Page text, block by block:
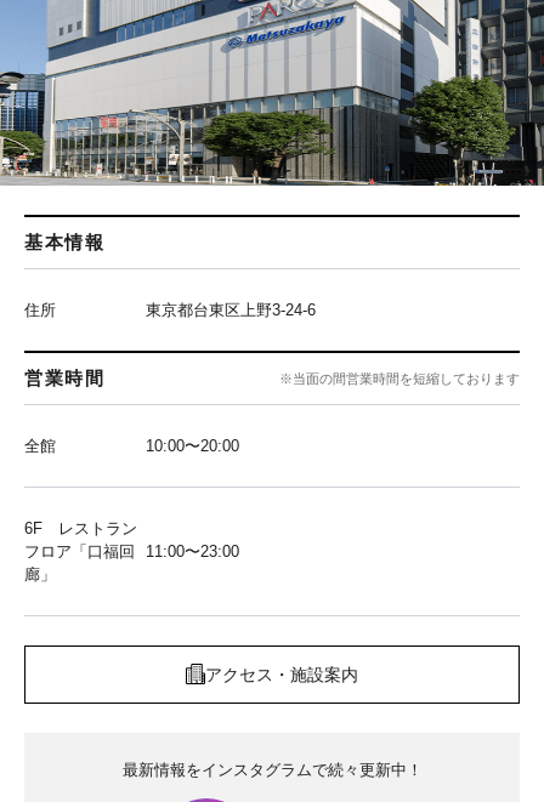
基本情報
住所 東京都台東区上野3-24-6
営業時間 ※当面の間営業時間を短縮しております
全館 10:00〜20:00
6F レストラン
フロア「口福回
廊」
11:00〜23:00
アクセス・施設案内
最新情報をインスタグラムで続々更新中！